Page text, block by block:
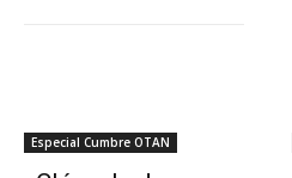
Especial Cumbre OTAN